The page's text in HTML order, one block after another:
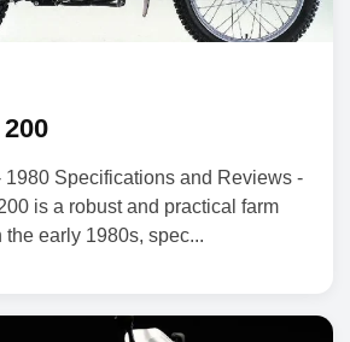
1980 Specifications and Reviews -
is a robust and practical farm
early 1980s, spec...